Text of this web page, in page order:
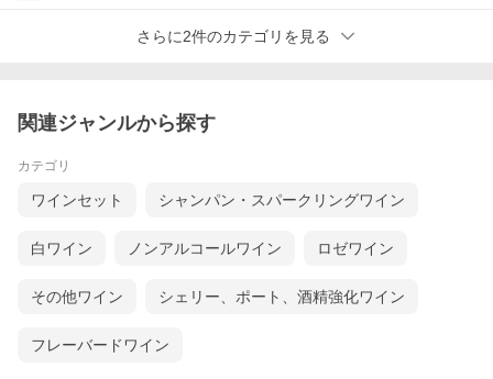
ます。畑の面積は112ha。土壌は水はけがよく露出度の高い第三
実施される初回の滓引き後に実施されます。その後、ドメーヌ・
バロン・ド・ロートシルトの樽工房で造られたオーク樽に移さ
れ、それぞれの樽に4〜6個軽くといた卵白を加えて浮いている不
さらに2件のカテゴリを見る
関連ジャンルから探す
カテゴリ
ワインセット シャンパン・スパークリングワイン
白ワイン ノンアルコールワイン ロゼワイン
その他ワイン シェリー、ポート、酒精強化ワイン
フレーバードワイン